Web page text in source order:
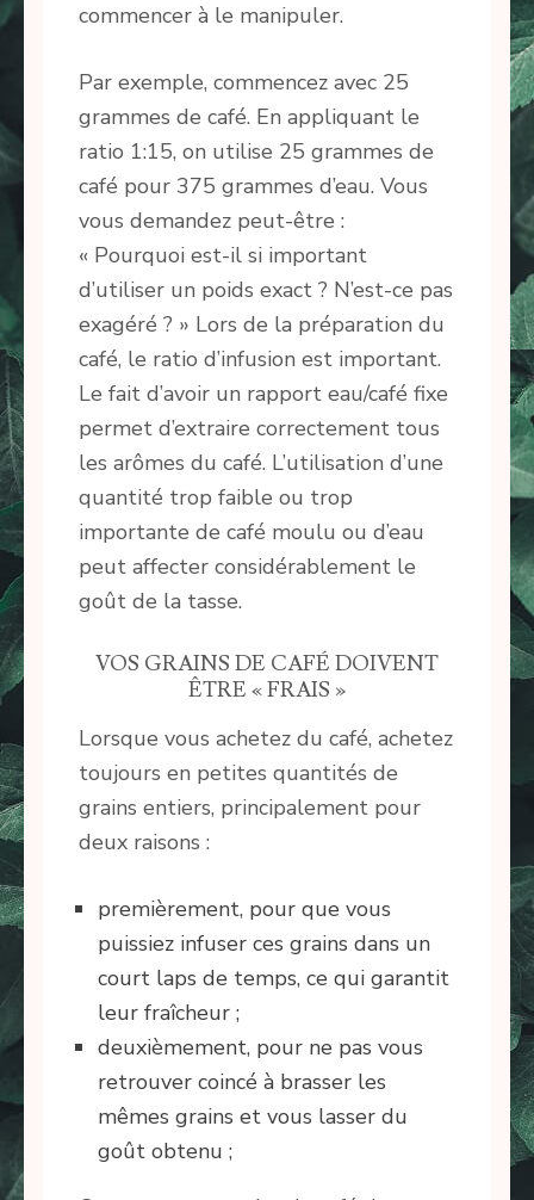
commencer à le manipuler.
Par exemple, commencez avec 25
grammes de café. En appliquant le
ratio 1:15, on utilise 25 grammes de
café pour 375 grammes d’eau. Vous
vous demandez peut-être :
« Pourquoi est-il si important
d’utiliser un poids exact ? N’est-ce pas
exagéré ? » Lors de la préparation du
café, le ratio d’infusion est important.
Le fait d’avoir un rapport eau/café fixe
permet d’extraire correctement tous
les arômes du café. L’utilisation d’une
quantité trop faible ou trop
importante de café moulu ou d’eau
peut affecter considérablement le
goût de la tasse.
VOS GRAINS DE CAFÉ DOIVENT
ÊTRE « FRAIS »
Lorsque vous achetez du café, achetez
toujours en petites quantités de
grains entiers, principalement pour
deux raisons :
premièrement, pour que vous
puissiez infuser ces grains dans un
court laps de temps, ce qui garantit
leur fraîcheur ;
deuxièmement, pour ne pas vous
retrouver coincé à brasser les
mêmes grains et vous lasser du
goût obtenu ;